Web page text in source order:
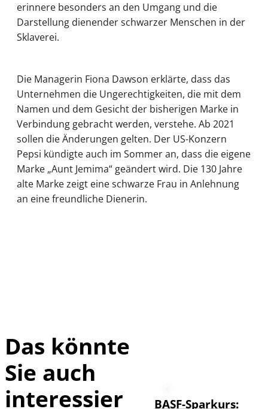
erinnere besonders an den Umgang und die
Darstellung dienender schwarzer Menschen in der
Sklaverei.
Die Managerin Fiona Dawson erklärte, dass das
Unternehmen die Ungerechtigkeiten, die mit dem
Namen und dem Gesicht der bisherigen Marke in
Verbindung gebracht werden, verstehe. Ab 2021
sollen die Änderungen gelten. Der US-Konzern
Pepsi kündigte auch im Sommer an, dass die eigene
Marke „Aunt Jemima“ geändert wird. Die 130 Jahre
alte Marke zeigt eine schwarze Frau in Anlehnung
an eine freundliche Dienerin.
Das könnte
Sie auch
interessier
BASF-Sparkurs: